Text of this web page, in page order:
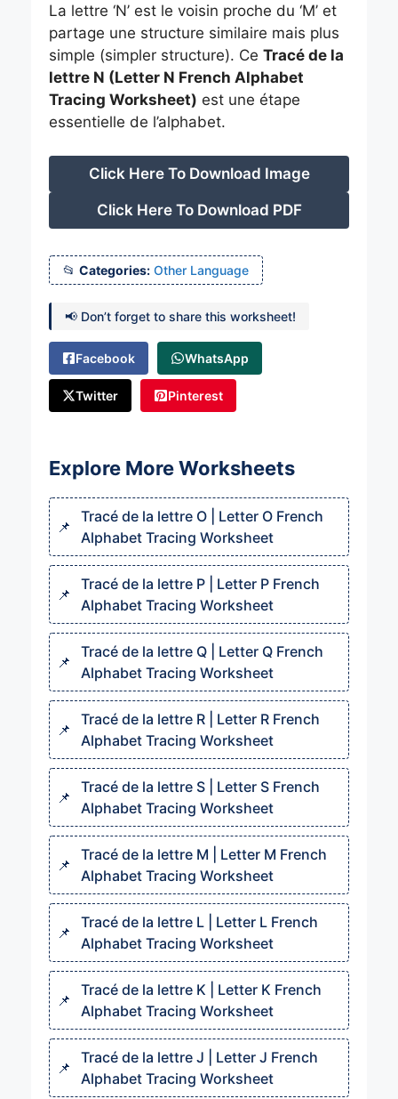
La lettre ‘N’ est le voisin proche du ‘M’ et
partage une structure similaire mais plus
simple (simpler structure). Ce Tracé de la
lettre N (Letter N French Alphabet
Tracing Worksheet) est une étape
essentielle de l’alphabet.
Click Here To Download Image
Click Here To Download PDF
Categories: Other Language
📢 Don’t forget to share this worksheet!
Facebook WhatsApp
Twitter Pinterest
Explore More Worksheets
Tracé de la lettre O | Letter O French
Alphabet Tracing Worksheet
Tracé de la lettre P | Letter P French
Alphabet Tracing Worksheet
Tracé de la lettre Q | Letter Q French
Alphabet Tracing Worksheet
Tracé de la lettre R | Letter R French
Alphabet Tracing Worksheet
Tracé de la lettre S | Letter S French
Alphabet Tracing Worksheet
Tracé de la lettre M | Letter M French
Alphabet Tracing Worksheet
Tracé de la lettre L | Letter L French
Alphabet Tracing Worksheet
Tracé de la lettre K | Letter K French
Alphabet Tracing Worksheet
Tracé de la lettre J | Letter J French
Alphabet Tracing Worksheet